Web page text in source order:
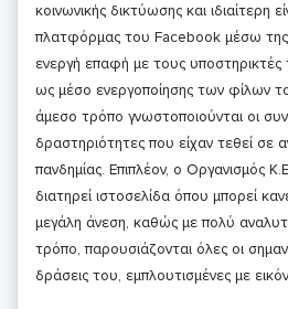
κοινωνικής δικτύωσης και ιδιαίτερη
πλατφόρμας του Facebook μέσω της
ενεργή επαφή με τους υποστηρικτές
ως μέσο ενεργοποίησης των φίλων
άμεσο τρόπο γνωστοποιούνται οι
δραστηριότητες που είχαν τεθεί σε
πανδημίας. Επιπλέον, ο Οργανισμός
διατηρεί ιστοσελίδα όπου μπορεί
μεγάλη άνεση, καθώς με πολύ
τρόπο, παρουσιάζονται όλες οι
δράσεις του, εμπλουτισμένες με